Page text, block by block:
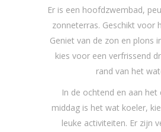
Er is een hoofdzwembad,
zonneterras. Geschikt voor
Geniet van de zon en plons
kies voor een verfrissend
rand van het
In de ochtend en aan het
middag is het wat koeler,
leuke activiteiten. Er zijn